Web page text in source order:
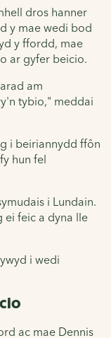
dros hanner
y mae wedi bod
y ffordd, mae
ar gyfer beicio.
am
tybio," meddai
i beiriannydd ffôn
hun fel
i Lundain.
ei feic a dyna lle
i wedi
ac mae Dennis